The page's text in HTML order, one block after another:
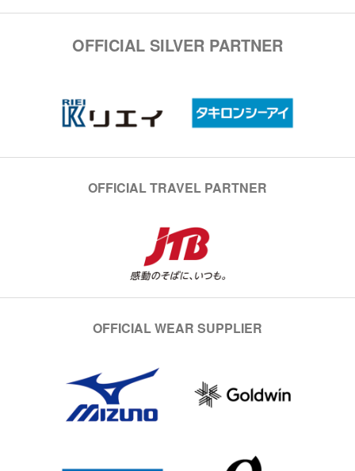
OFFICIAL SILVER PARTNER
OFFICIAL TRAVEL PARTNER
OFFICIAL WEAR SUPPLIER